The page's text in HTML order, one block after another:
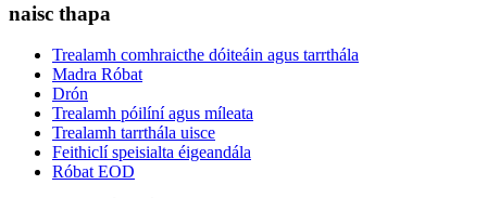
naisc thapa
Trealamh comhraicthe dóiteáin agus tarrthála
Madra Róbat
Drón
Trealamh póilíní agus míleata
Trealamh tarrthála uisce
Feithiclí speisialta éigeandála
Róbat EOD